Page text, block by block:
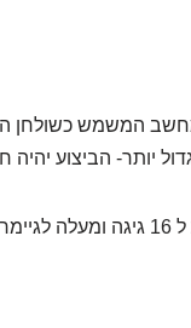
המשמש כשולחן
יותר- הביצוע יהיה